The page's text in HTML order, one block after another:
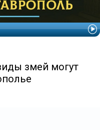
змей могут